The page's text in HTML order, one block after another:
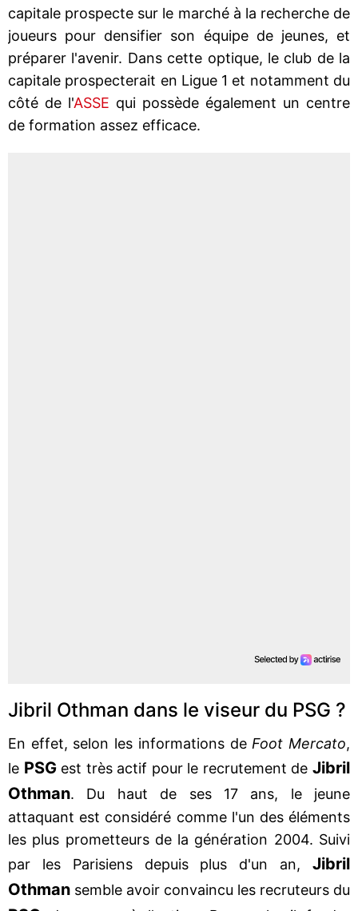
capitale prospecte sur le marché à la recherche de
joueurs pour densifier son équipe de jeunes, et
préparer l'avenir. Dans cette optique, le club de la
capitale prospecterait en Ligue 1 et notamment du
côté de l'ASSE qui possède également un centre
de formation assez efficace.
Jibril Othman dans le viseur du PSG ?
En effet, selon les informations deFoot Mercato,
le PSGest très actif pour le recrutement deJibril
Othman. Du haut de ses 17 ans, le jeune
attaquant est considéré comme l'un des éléments
les plus prometteurs de la génération 2004. Suivi
par les Parisiens depuis plus d'un an, Jibril
Othman semble avoir convaincu les recruteurs du